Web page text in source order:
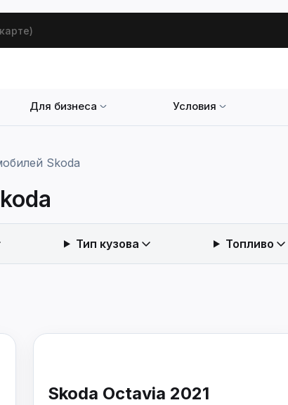
Для бизнеса Условия
Skoda
Тип кузова Топливо
Skoda Octavia 2021